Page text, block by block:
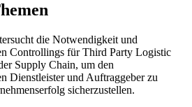
die Notwendigkeit und
Controllings für Third Party Logistic
Supply Chain, um den
Dienstleister und Auftraggeber zu
sicherzustellen.